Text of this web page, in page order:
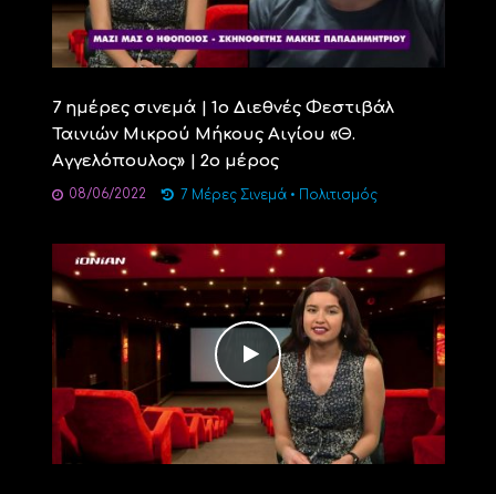
7 ημέρες σινεμά | 1ο Διεθνές Φεστιβάλ
Ταινιών Μικρού Μήκους Αιγίου «Θ.
Αγγελόπουλος» | 2ο μέρος
08/06/2022 7 Μέρες Σινεμά • Πολιτισμός